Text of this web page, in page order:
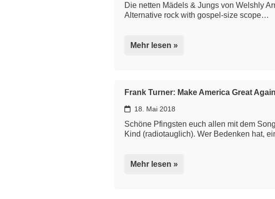
Die netten Mädels & Jungs von Welshly
Alternative rock with gospel-size scope…
Mehr lesen »
Frank Turner: Make America Great Again
18. Mai 2018
Schöne Pfingsten euch allen mit dem
Kind (radiotauglich). Wer Bedenken hat,
Mehr lesen »